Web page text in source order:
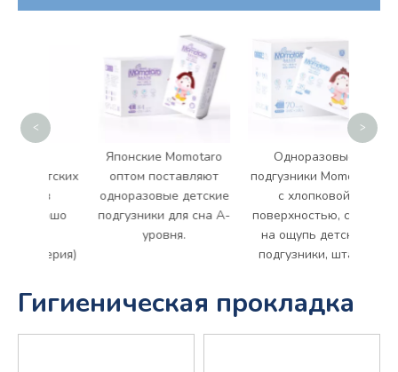
Японские Momotaro
оптом поставляют
одноразовые детские
подгузники для сна A-
уровня.
Одноразовые
подгузники Momotaro
с хлопковой
поверхностью, сухие
на ощупь детские
подгузники, штаны
< >
Гигиеническая прокладка